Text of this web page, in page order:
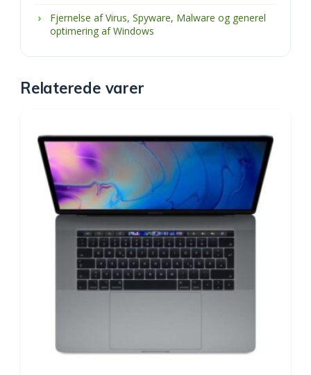
Fjernelse af Virus, Spyware, Malware og generel
optimering af Windows
Relaterede varer